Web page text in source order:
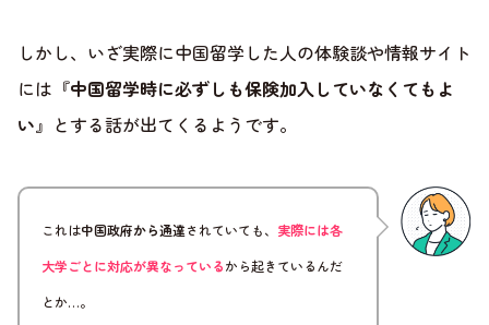
しかし、いざ実際に中国留学した人の体験談や情報サイト
には『中国留学時に必ずしも保険加入していなくてもよ
い』とする話が出てくるようです。
これは中国政府から通達されていても、 実際には各
大学ごとに対応が異なっているから起きているんだ
とか…。